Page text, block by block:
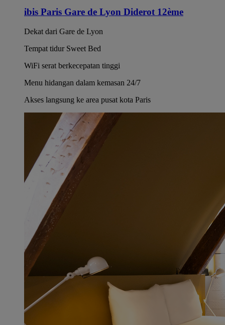
ibis Paris Gare de Lyon Diderot 12ème
Dekat dari Gare de Lyon
Tempat tidur Sweet Bed
WiFi serat berkecepatan tinggi
Menu hidangan dalam kemasan 24/7
Akses langsung ke area pusat kota Paris